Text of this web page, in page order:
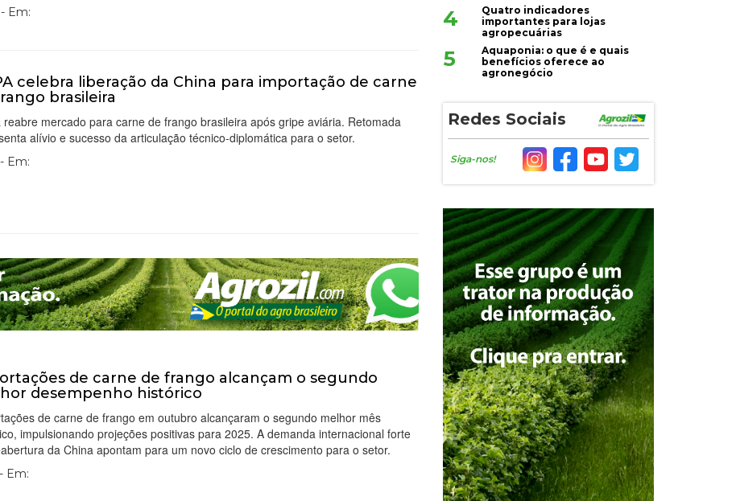
- Em:
celebra liberação da China para importação de carne
brasileira
reabre mercado para carne de frango brasileira após gripe aviária. Retomada
alívio e sucesso da articulação técnico-diplomática para o setor.
Em:
de carne de frango alcançam o segundo
desempenho histórico
de carne de frango em outubro alcançaram o segundo melhor mês
impulsionando projeções positivas para 2025. A demanda internacional forte
da China apontam para um novo ciclo de crescimento para o setor.
Em:
4
Quatro indicadores
importantes para lojas
agropecuárias
5
Aquaponia: o que é e quais
benefícios oferece ao
agronegócio
Redes Sociais
Siga-nos!